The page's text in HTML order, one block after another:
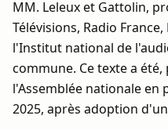
MM. Leleux et Gattolin,
Télévisions, Radio
l'Institut national de
commune. Ce texte a
l'Assemblée nationale en
2025, après adoption